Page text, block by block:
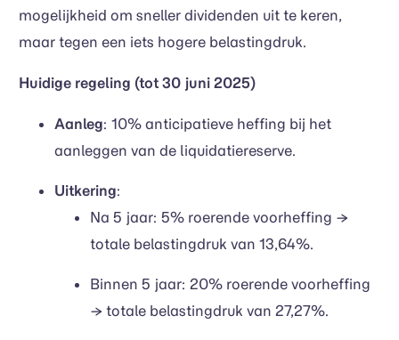
mogelijkheid om sneller dividenden uit te keren,
maar tegen een iets hogere belastingdruk.
Huidige regeling (tot 30 juni 2025)
Aanleg: 10% anticipatieve heffing bij het
aanleggen van de liquidatiereserve.
Uitkering:
Na 5 jaar: 5% roerende voorheffing →
totale belastingdruk van 13,64%.
Binnen 5 jaar: 20% roerende voorheffing
→ totale belastingdruk van 27,27%.